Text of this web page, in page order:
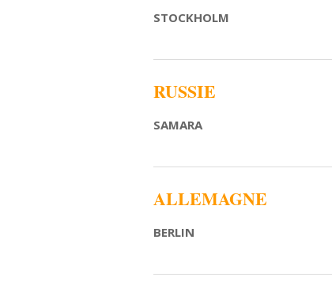
STOCKHOLM
RUSSIE
SAMARA
ALLEMAGNE
BERLIN